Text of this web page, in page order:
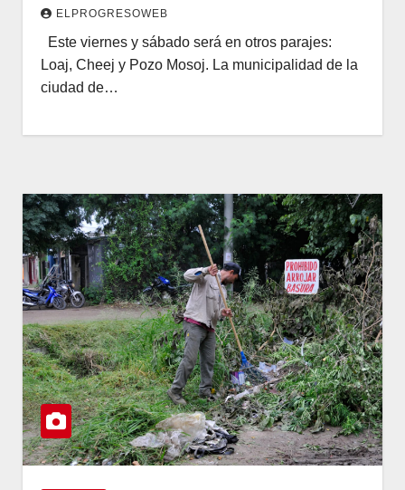
ELPROGRESOWEB
Este viernes y sábado será en otros parajes:
Loaj, Cheej y Pozo Mosoj. La municipalidad de la
ciudad de…